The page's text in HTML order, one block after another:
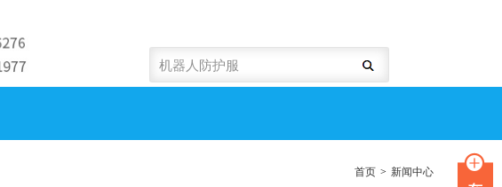
首页 > 新闻中心